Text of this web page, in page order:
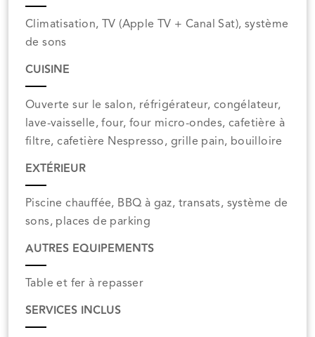
Climatisation, TV (Apple TV + Canal Sat), système
de sons
CUISINE
Ouverte sur le salon, réfrigérateur, congélateur,
lave-vaisselle, four, four micro-ondes, cafetière à
filtre, cafetière Nespresso, grille pain, bouilloire
EXTÉRIEUR
Piscine chauffée, BBQ à gaz, transats, système de
sons, places de parking
AUTRES EQUIPEMENTS
Table et fer à repasser
SERVICES INCLUS